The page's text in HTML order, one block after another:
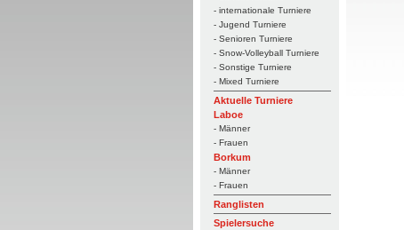
- internationale Turniere
- Jugend Turniere
- Senioren Turniere
- Snow-Volleyball Turniere
- Sonstige Turniere
- Mixed Turniere
Aktuelle Turniere
Laboe
- Männer
- Frauen
Borkum
- Männer
- Frauen
Ranglisten
Spielersuche